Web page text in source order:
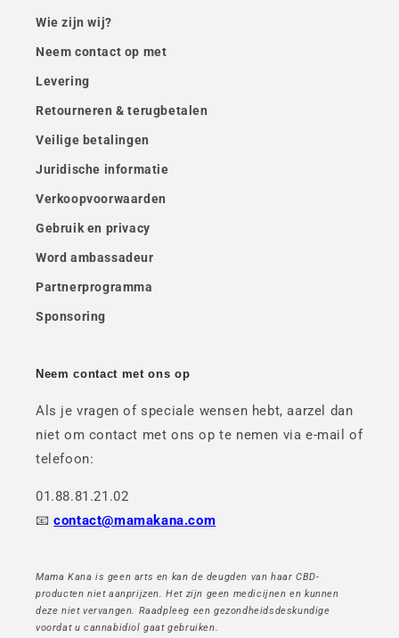
Wie zijn wij?
Neem contact op met
Levering
Retourneren & terugbetalen
Veilige betalingen
Juridische informatie
Verkoopvoorwaarden
Gebruik en privacy
Word ambassadeur
Partnerprogramma
Sponsoring
Neem contact met ons op
Als je vragen of speciale wensen hebt, aarzel dan
niet om contact met ons op te nemen via e-mail of
telefoon:
01.88.81.21.02
📧contact@mamakana.com
Mama Kana is geen arts en kan de deugden van haar CBD-
producten niet aanprijzen. Het zijn geen medicijnen en kunnen
deze niet vervangen. Raadpleeg een gezondheidsdeskundige
voordat u cannabidiol gaat gebruiken.